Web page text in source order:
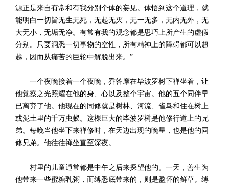
源正是来自有常和有我分别个体的妄见。体悟到这个道理，就
能明白一切皆无生无死，无起无灭，无一无多，无内无外，无
大无小，无垢无净。有常有我的观念都是思巧上所产生的虚假
分别。只要洞悉一切事物的空性，所有精神上的障碍都可以超
越，因而从痛苦的巨轮中解脱出来。”
一个夜晚接着一个夜晚，乔答摩在毕波罗树下禅坐着，让
他觉察之光照耀在他的身、心以及整个宇宙。他的五个同伴早
已离弃了他。他现在的同修就是树林、河流、雀鸟和住在树上
或泥土里的千万虫蚁。这棵巨大的毕波罗树是他修行道上的兄
弟。每晚当他坐下来禅修时，在天边出现的晚星，也是他的同
修兄弟。他往往禅坐直至深夜。
村里的儿童通常都是中午之后来探望他的。一天，善生为
他带来一些蜜糖乳粥，而缚悉底带来的，则是盈怀的鲜草。缚